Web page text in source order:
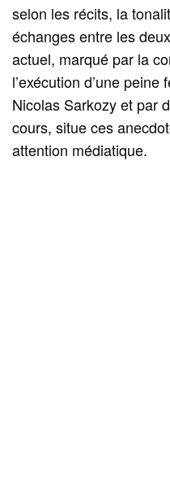
selon les récits, la
échanges entre les
actuel, marqué par la
l’exécution d’une peine
Nicolas Sarkozy et par
cours, situe ces
attention médiatique.